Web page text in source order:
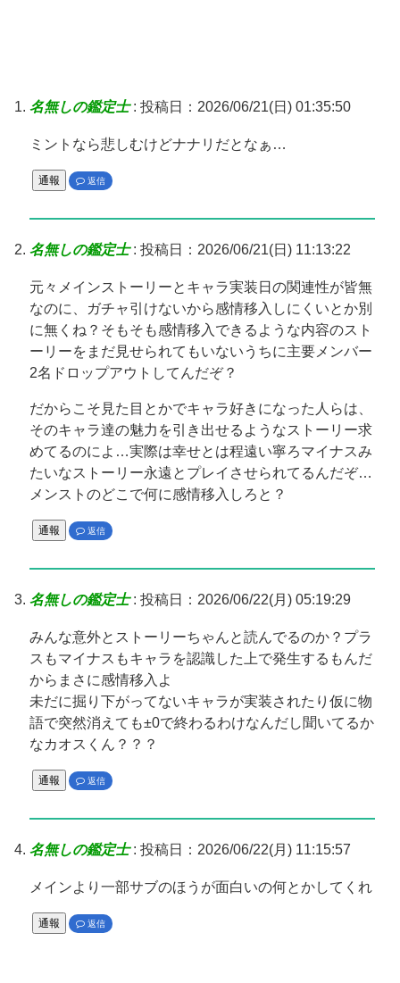
名無しの鑑定士: 投稿日：2026/06/21(日) 01:35:50
ミントなら悲しむけどナナリだとなぁ…
通報 返信
名無しの鑑定士: 投稿日：2026/06/21(日) 11:13:22
元々メインストーリーとキャラ実装日の関連性が皆無
なのに、ガチャ引けないから感情移入しにくいとか別
に無くね？そもそも感情移入できるような内容のスト
ーリーをまだ見せられてもいないうちに主要メンバー
2名ドロップアウトしてんだぞ？
だからこそ見た目とかでキャラ好きになった人らは、
そのキャラ達の魅力を引き出せるようなストーリー求
めてるのによ…実際は幸せとは程遠い寧ろマイナスみ
たいなストーリー永遠とプレイさせられてるんだぞ…
メンストのどこで何に感情移入しろと？
通報 返信
名無しの鑑定士: 投稿日：2026/06/22(月) 05:19:29
みんな意外とストーリーちゃんと読んでるのか？プラ
スもマイナスもキャラを認識した上で発生するもんだ
からまさに感情移入よ
未だに掘り下がってないキャラが実装されたり仮に物
語で突然消えても±0で終わるわけなんだし聞いてるか
なカオスくん？？？
通報 返信
名無しの鑑定士: 投稿日：2026/06/22(月) 11:15:57
メインより一部サブのほうが面白いの何とかしてくれ
通報 返信